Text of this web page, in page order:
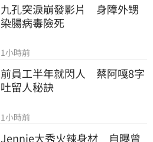
九孔突淚崩發影片　身障外甥
染腸病毒險死
1小時前
前員工半年就閃人　蔡阿嘎8字
吐留人秘訣
1小時前
Jennie大秀火辣身材　自曝曾